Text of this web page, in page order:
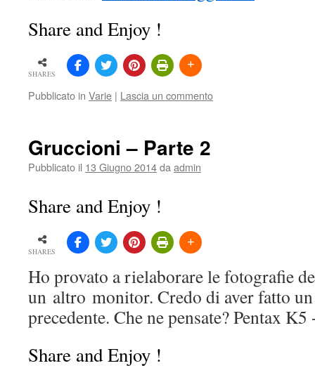
Share and Enjoy !
SHARES
Pubblicato in Varie | Lascia un commento
Gruccioni – Parte 2
Pubblicato il 13 Giugno 2014da admin
Share and Enjoy !
SHARES
Ho provato a rielaborare le fotografie
un altro monitor. Credo di aver fatto
precedente. Che ne pensate? Pentax
Share and Enjoy !